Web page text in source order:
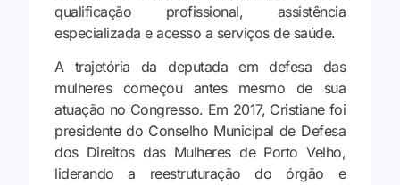
qualificação profissional, assistência
especializada e acesso a serviços de saúde.
A trajetória da deputada em defesa das
mulheres começou antes mesmo de sua
atuação no Congresso. Em 2017, Cristiane foi
presidente do Conselho Municipal de Defesa
dos Direitos das Mulheres de Porto Velho,
liderando a reestruturação do órgão e